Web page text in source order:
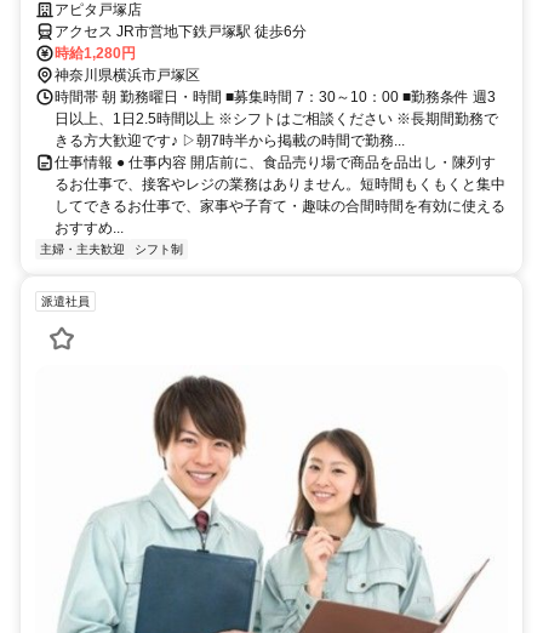
働ける♪
アピタ戸塚店
アクセス JR市営地下鉄戸塚駅 徒歩6分
時給1,280円
神奈川県横浜市戸塚区
時間帯 朝 勤務曜日・時間 ■募集時間 7：30～10：00 ■勤務条件 週3
日以上、1日2.5時間以上 ※シフトはご相談ください ※長期間勤務で
きる方大歓迎です♪ ▷朝7時半から掲載の時間で勤務...
仕事情報 ● 仕事内容 開店前に、食品売り場で商品を品出し・陳列す
るお仕事で、接客やレジの業務はありません。短時間もくもくと集中
してできるお仕事で、家事や子育て・趣味の合間時間を有効に使える
おすすめ...
主婦・主夫歓迎 シフト制
派遣社員